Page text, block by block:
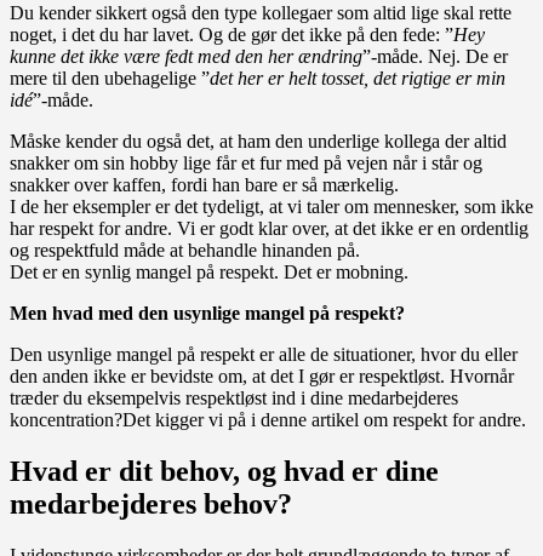
Du kender sikkert også den type kollegaer som altid lige skal rette
noget, i det du har lavet. Og de gør det ikke på den fede: ”Hey
kunne det ikke være fedt med den her ændring”-måde. Nej. De er
mere til den ubehagelige ”det her er helt tosset, det rigtige er min
idé”-måde.
Måske kender du også det, at ham den underlige kollega der altid
snakker om sin hobby lige får et fur med på vejen når i står og
snakker over kaffen, fordi han bare er så mærkelig.
I de her eksempler er det tydeligt, at vi taler om mennesker, som ikke
har respekt for andre. Vi er godt klar over, at det ikke er en ordentlig
og respektfuld måde at behandle hinanden på.
Det er en synlig mangel på respekt. Det er mobning.
Men hvad med den usynlige mangel på respekt?
Den usynlige mangel på respekt er alle de situationer, hvor du eller
den anden ikke er bevidste om, at det I gør er respektløst. Hvornår
træder du eksempelvis respektløst ind i dine medarbejderes
koncentration?Det kigger vi på i denne artikel om respekt for andre.
Hvad er dit behov, og hvad er dine
medarbejderes behov?